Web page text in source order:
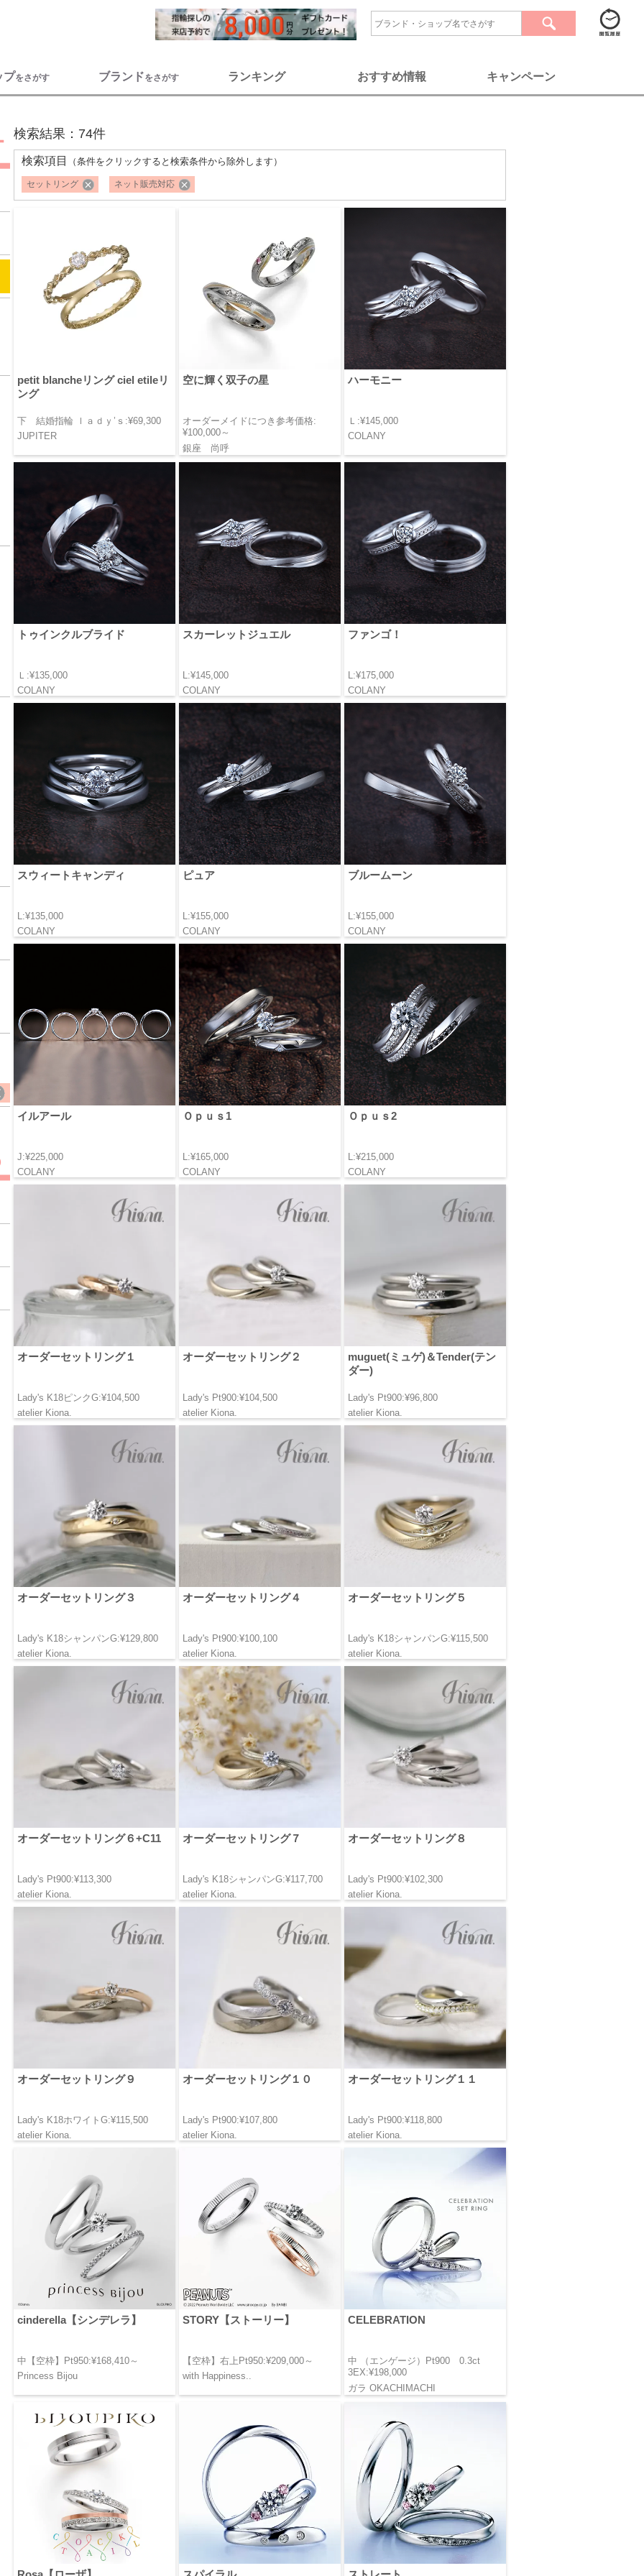
プをさがす ブランドをさがす ランキング おすすめ情報 キャンペーン
検索結果：74件
検索項目 （条件をクリックすると検索条件から除外します）
セットリング ネット販売対応
petit blancheリング ciel etileリ
ング
下 結婚指輪 ｌａｄｙ’ｓ:¥69,300
JUPITER
空に輝く双子の星
オーダーメイドにつき参考価格:
¥100,000～
銀座 尚呼
ハーモニー
Ｌ:¥145,000
COLANY
トゥインクルブライド
Ｌ:¥135,000
COLANY
スカーレットジュエル
L:¥145,000
COLANY
ファンゴ！
L:¥175,000
COLANY
スウィートキャンディ
L:¥135,000
COLANY
ピュア
L:¥155,000
COLANY
ブルームーン
L:¥155,000
COLANY
イルアール
J:¥225,000
COLANY
Ｏｐｕｓ1
L:¥165,000
COLANY
Ｏｐｕｓ2
L:¥215,000
COLANY
オーダーセットリング１
Lady's K18ピンクG:¥104,500
atelier Kiona.
オーダーセットリング２
Lady's Pt900:¥104,500
atelier Kiona.
muguet(ミュゲ)＆Tender(テン
ダー)
Lady's Pt900:¥96,800
atelier Kiona.
オーダーセットリング３
Lady's K18シャンパンG:¥129,800
atelier Kiona.
オーダーセットリング４
Lady's Pt900:¥100,100
atelier Kiona.
オーダーセットリング５
Lady's K18シャンパンG:¥115,500
atelier Kiona.
オーダーセットリング６+C11
Lady's Pt900:¥113,300
atelier Kiona.
オーダーセットリング７
Lady's K18シャンパンG:¥117,700
atelier Kiona.
オーダーセットリング８
Lady's Pt900:¥102,300
atelier Kiona.
オーダーセットリング９
Lady's K18ホワイトG:¥115,500
atelier Kiona.
オーダーセットリング１０
Lady's Pt900:¥107,800
atelier Kiona.
オーダーセットリング１１
Lady's Pt900:¥118,800
atelier Kiona.
cinderella【シンデレラ】
中【空枠】Pt950:¥168,410～
Princess Bijou
STORY【ストーリー】
【空枠】右上Pt950:¥209,000～
with Happiness..
CELEBRATION
中 （エンゲージ）Pt900 0.3ct
3EX:¥198,000
ガラ OKACHIMACHI